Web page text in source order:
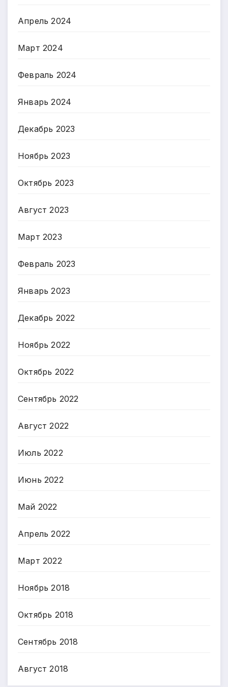
Апрель 2024
Март 2024
Февраль 2024
Январь 2024
Декабрь 2023
Ноябрь 2023
Октябрь 2023
Август 2023
Март 2023
Февраль 2023
Январь 2023
Декабрь 2022
Ноябрь 2022
Октябрь 2022
Сентябрь 2022
Август 2022
Июль 2022
Июнь 2022
Май 2022
Апрель 2022
Март 2022
Ноябрь 2018
Октябрь 2018
Сентябрь 2018
Август 2018